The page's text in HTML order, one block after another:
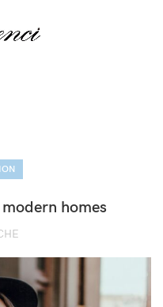
homes